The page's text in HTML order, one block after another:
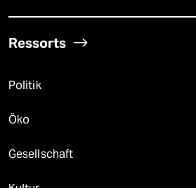
Ressorts
Politik
Öko
Gesellschaft